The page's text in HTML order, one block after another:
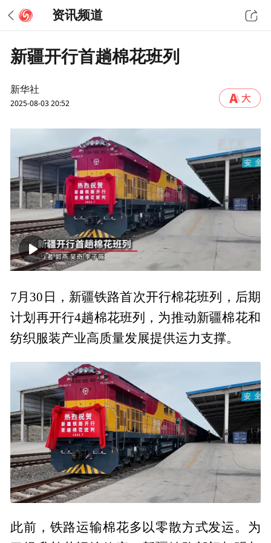
资讯频道
新疆开行首趟棉花班列
新华社
2025-08-03 20:52
00:00 01:10
7月30日，新疆铁路首次开行棉花班列，后期
计划再开行4趟棉花班列，为推动新疆棉花和
纺织服装产业高质量发展提供运力支撑。
此前，铁路运输棉花多以零散方式发运。为